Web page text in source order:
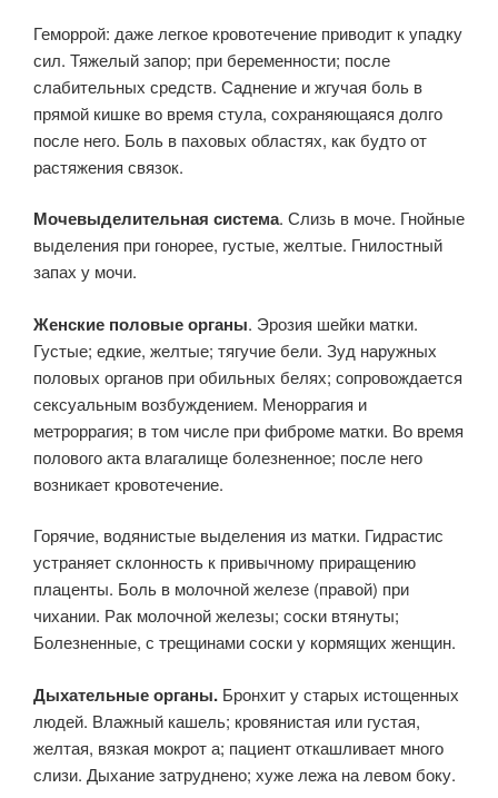
Геморрой: даже легкое кровотечение приводит к упадку
сил. Тяжелый запор; при беременности; после
слабительных средств. Саднение и жгучая боль в
прямой кишке во время стула, сохраняющаяся долго
после него. Боль в паховых областях, как будто от
растяжения связок.
Мочевыделительная система. Слизь в моче. Гнойные
выделения при гонорее, густые, желтые. Гнилостный
запах у мочи.
Женские половые органы. Эрозия шейки матки.
Густые; едкие, желтые; тягучие бели. Зуд наружных
половых органов при обильных белях; сопровождается
сексуальным возбуждением. Меноррагия и
метроррагия; в том числе при фиброме матки. Во время
полового акта влагалище болезненное; после него
возникает кровотечение.
Горячие, водянистые выделения из матки. Гидрастис
устраняет склонность к привычному приращению
плаценты. Боль в молочной железе (правой) при
чихании. Рак молочной железы; соски втянуты;
Болезненные, с трещинами соски у кормящих женщин.
Дыхательные органы. Бронхит у старых истощенных
людей. Влажный кашель; кровянистая или густая,
желтая, вязкая мокрот а; пациент откашливает много
слизи. Дыхание затруднено; хуже лежа на левом боку.